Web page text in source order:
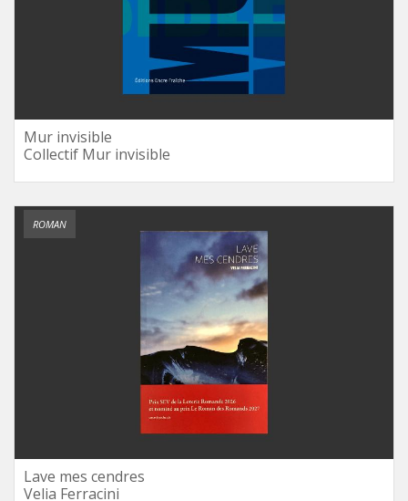
Mur invisible
Collectif Mur invisible
ROMAN
Lave mes cendres
Velia Ferracini